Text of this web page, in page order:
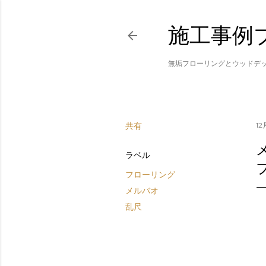
施工事例
無垢フローリングとウッドデ
共有
ラベル
フローリング
メルバオ
乱尺
12